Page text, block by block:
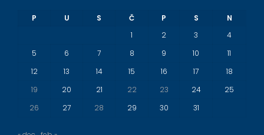
P U S Č P S
N
1
2 3
4
5
6 7 8 9 10
11
12
13 14 15 16 17
18
19
20 21 22 23 24
25
26
27 28 29 30 31